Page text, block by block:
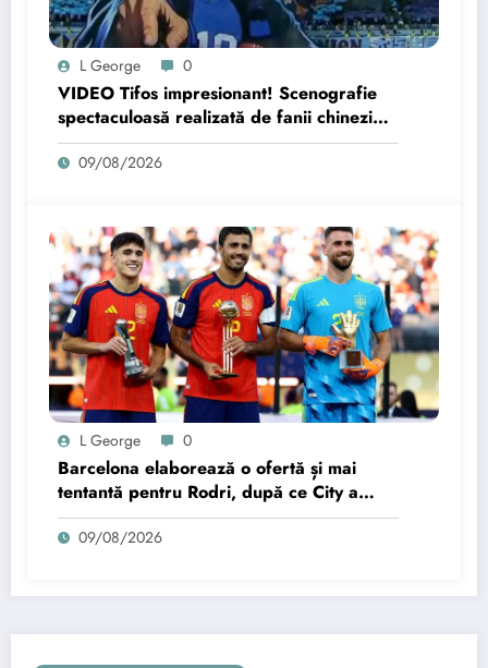
L George 0
VIDEO Tifos impresionant! Scenografie
spectaculoasă realizată de fanii chinezi
pentru Nicolae Stanciu
09/08/2026
L George 0
Barcelona elaborează o ofertă și mai
tentantă pentru Rodri, după ce City a
respins prima propunere.
09/08/2026